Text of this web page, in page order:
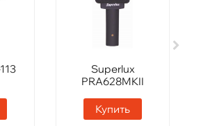
Superlux
PRA628MKII
Купить